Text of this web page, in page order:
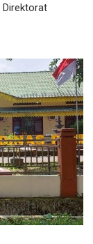
Direktorat